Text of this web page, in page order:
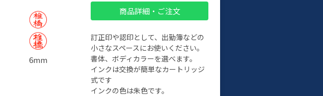
6mm
商品詳細・ご注文
訂正印や認印として、出勤簿などの
小さなスペースにお使いください。
書体、ボディカラーを選べます。
インクは交換が簡単なカートリッジ
式です
インクの色は朱色です。